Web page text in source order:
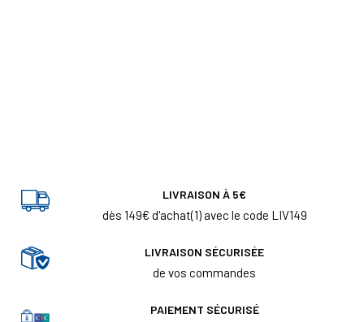
LIVRAISON À 5€
dès 149€ d'achat(1) avec le code LIV149
LIVRAISON SÉCURISÉE
de vos commandes
PAIEMENT SÉCURISÉ